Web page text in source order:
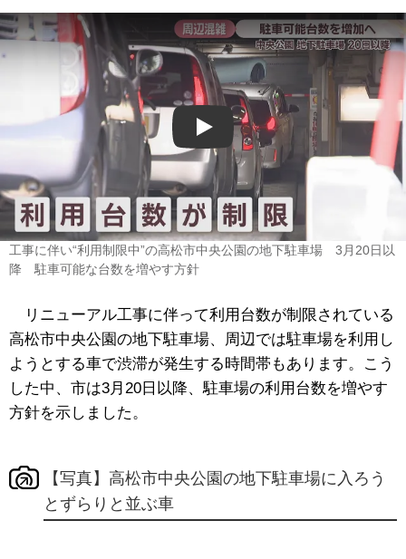
Play
工事に伴い“利用制限中”の高松市中央公園の地下駐車場 3月20日以
降 駐車可能な台数を増やす方針
リニューアル工事に伴って利用台数が制限されている
高松市中央公園の地下駐車場、周辺では駐車場を利用し
ようとする車で渋滞が発生する時間帯もあります。こう
した中、市は3月20日以降、駐車場の利用台数を増やす
方針を示しました。
【写真】高松市中央公園の地下駐車場に入ろう
とずらりと並ぶ車